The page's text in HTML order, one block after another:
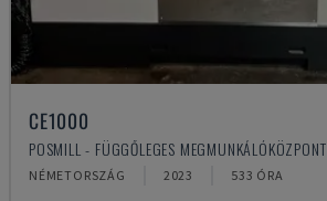
CE1000
POSMILL - FÜGGŐLEGES MEGMUNKÁLÓKÖZPONT
NÉMETORSZÁG 2023 533 ÓRA